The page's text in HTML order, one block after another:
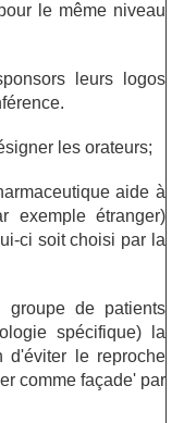
le même niveau
leurs logos
les orateurs;
aide à
exemple étranger)
ci soit choisi par la
de patients
spécifique) la
d'éviter le reproche
comme façade' par